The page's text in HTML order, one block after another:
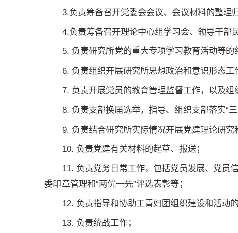
3.负责筹备召开党委会会议、会议材料的整理
4.负责筹备召开理论中心组学习会、领导干部
5. 负责研究所党的重大专项学习教育活动等的
6. 负责组织开展研究所思想政治和意识形态工
7. 负责开展党员的教育管理监督工作，以及组
8. 负责支部换届选举，指导、组织支部落实“
9. 负责结合研究所实际情况开展党建理论研究
10. 负责党建有关材料的起草、报送；
11. 负责党务日常工作，包括党员发展、党员
委印章管理和“两优一先”评选表彰等；
12. 负责指导和协助工青妇团组织建设和活动的
13. 负责统战工作；